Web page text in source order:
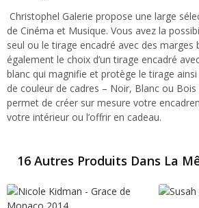
Christophel Galerie propose une large
de Cinéma et Musique. Vous avez la
seul ou le tirage encadré avec des marges
également le choix d’un tirage encadré
blanc qui magnifie et protège le tirage
de couleur de cadres – Noir, Blanc ou
permet de créer sur mesure votre
votre intérieur ou l’offrir en cadeau.
16 Autres Produits Dans La